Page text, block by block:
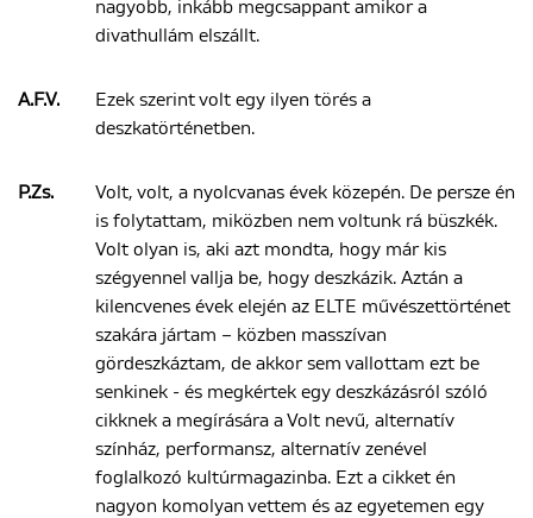
nagyobb, inkább megcsappant amikor a
divathullám elszállt.
A.F.V.
Ezek szerint volt egy ilyen törés a
deszkatörténetben.
P.Zs.
Volt, volt, a nyolcvanas évek közepén. De persze én
is folytattam, miközben nem voltunk rá büszkék.
Volt olyan is, aki azt mondta, hogy már kis
szégyennel vallja be, hogy deszkázik. Aztán a
kilencvenes évek elején az ELTE művészettörténet
szakára jártam – közben masszívan
gördeszkáztam, de akkor sem vallottam ezt be
senkinek - és megkértek egy deszkázásról szóló
cikknek a megírására a Volt nevű, alternatív
színház, performansz, alternatív zenével
foglalkozó kultúrmagazinba. Ezt a cikket én
nagyon komolyan vettem és az egyetemen egy